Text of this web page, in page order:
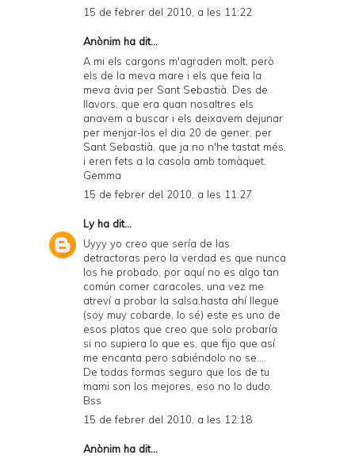
15 de febrer del 2010, a les 11:22
Anònim ha dit...
A mi els cargons m'agraden molt, però
els de la meva mare i els que feia la
meva àvia per Sant Sebastià. Des de
llavors, que era quan nosaltres els
anavem a buscar i els deixavem dejunar
per menjar-los el dia 20 de gener, per
Sant Sebastià, que ja no n'he tastat més,
i eren fets a la casola amb tomàquet.
Gemma
15 de febrer del 2010, a les 11:27
Lyha dit...
Uyyy yo creo que sería de las
detractoras pero la verdad es que nunca
los he probado, por aquí no es algo tan
común comer caracoles, una vez me
atreví a probar la salsa,hasta ahí llegue
(soy muy cobarde, lo sé) este es uno de
esos platos que creo que solo probaría
si no supiera lo que es, que fijo que así
me encanta pero sabiéndolo no se....
De todas formas seguro que los de tu
mami son los mejores, eso no lo dudo.
Bss
15 de febrer del 2010, a les 12:18
Anònim ha dit...